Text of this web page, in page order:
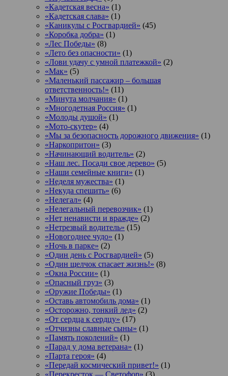
«Кадетская весна» (1)
«Кадетская слава» (1)
«Каникулы с Росгвардией» (45)
«Коробка добра» (1)
«Лес Победы» (8)
«Лето без опасности» (1)
«Лови удачу с умной платежкой» (2)
«Мак» (5)
«Маленький пассажир – большая
ответственность!» (11)
«Минута молчания» (1)
«Многодетная Россия» (1)
«Молоды душой» (1)
«Мото-скутер» (4)
«Мы за безопасность дорожного движения» (1)
«Наркопритон» (3)
«Начинающий водитель» (2)
«Наш лес. Посади свое дерево» (5)
«Наши семейные книги» (1)
«Неделя мужества» (1)
«Некуда спешить» (6)
«Нелегал» (4)
«Нелегальный перевозчик» (1)
«Нет ненависти и вражде» (2)
«Нетрезвый водитель» (15)
«Новогоднее чудо» (1)
«Ночь в парке» (2)
«Один день с Росгвардией» (5)
«Один щелчок спасает жизнь!» (8)
«Окна России» (1)
«Опасный груз» (3)
«Оружие Победы» (1)
«Оставь автомобиль дома» (1)
«Осторожно, тонкий лед» (2)
«От сердца к сердцу» (17)
«Отчизны славные сыны» (1)
«Память поколений» (1)
«Парад у дома ветерана» (1)
«Парта героя» (4)
«Передай космический привет!» (1)
«Перекресток — Светофор» (3)